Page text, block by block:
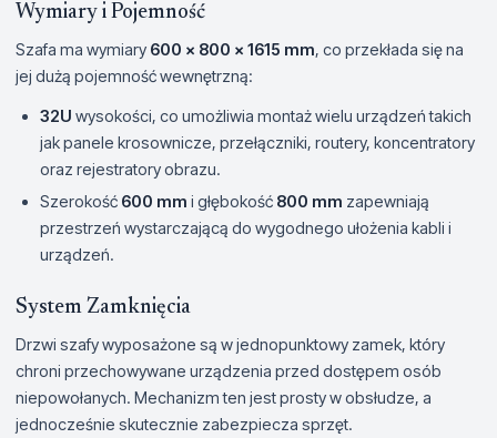
Wymiary i Pojemność
Szafa ma wymiary 600 x 800 x 1615 mm, co przekłada się na
jej dużą pojemność wewnętrzną:
32U wysokości, co umożliwia montaż wielu urządzeń takich
jak panele krosownicze, przełączniki, routery, koncentratory
oraz rejestratory obrazu.
Szerokość 600 mm i głębokość 800 mm zapewniają
przestrzeń wystarczającą do wygodnego ułożenia kabli i
urządzeń.
System Zamknięcia
Drzwi szafy wyposażone są w jednopunktowy zamek, który
chroni przechowywane urządzenia przed dostępem osób
niepowołanych. Mechanizm ten jest prosty w obsłudze, a
jednocześnie skutecznie zabezpiecza sprzęt.